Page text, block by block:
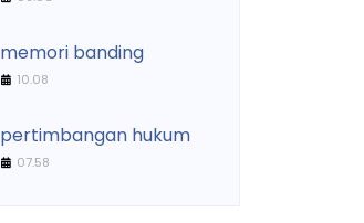
memori banding
10.08
pertimbangan hukum
07.58